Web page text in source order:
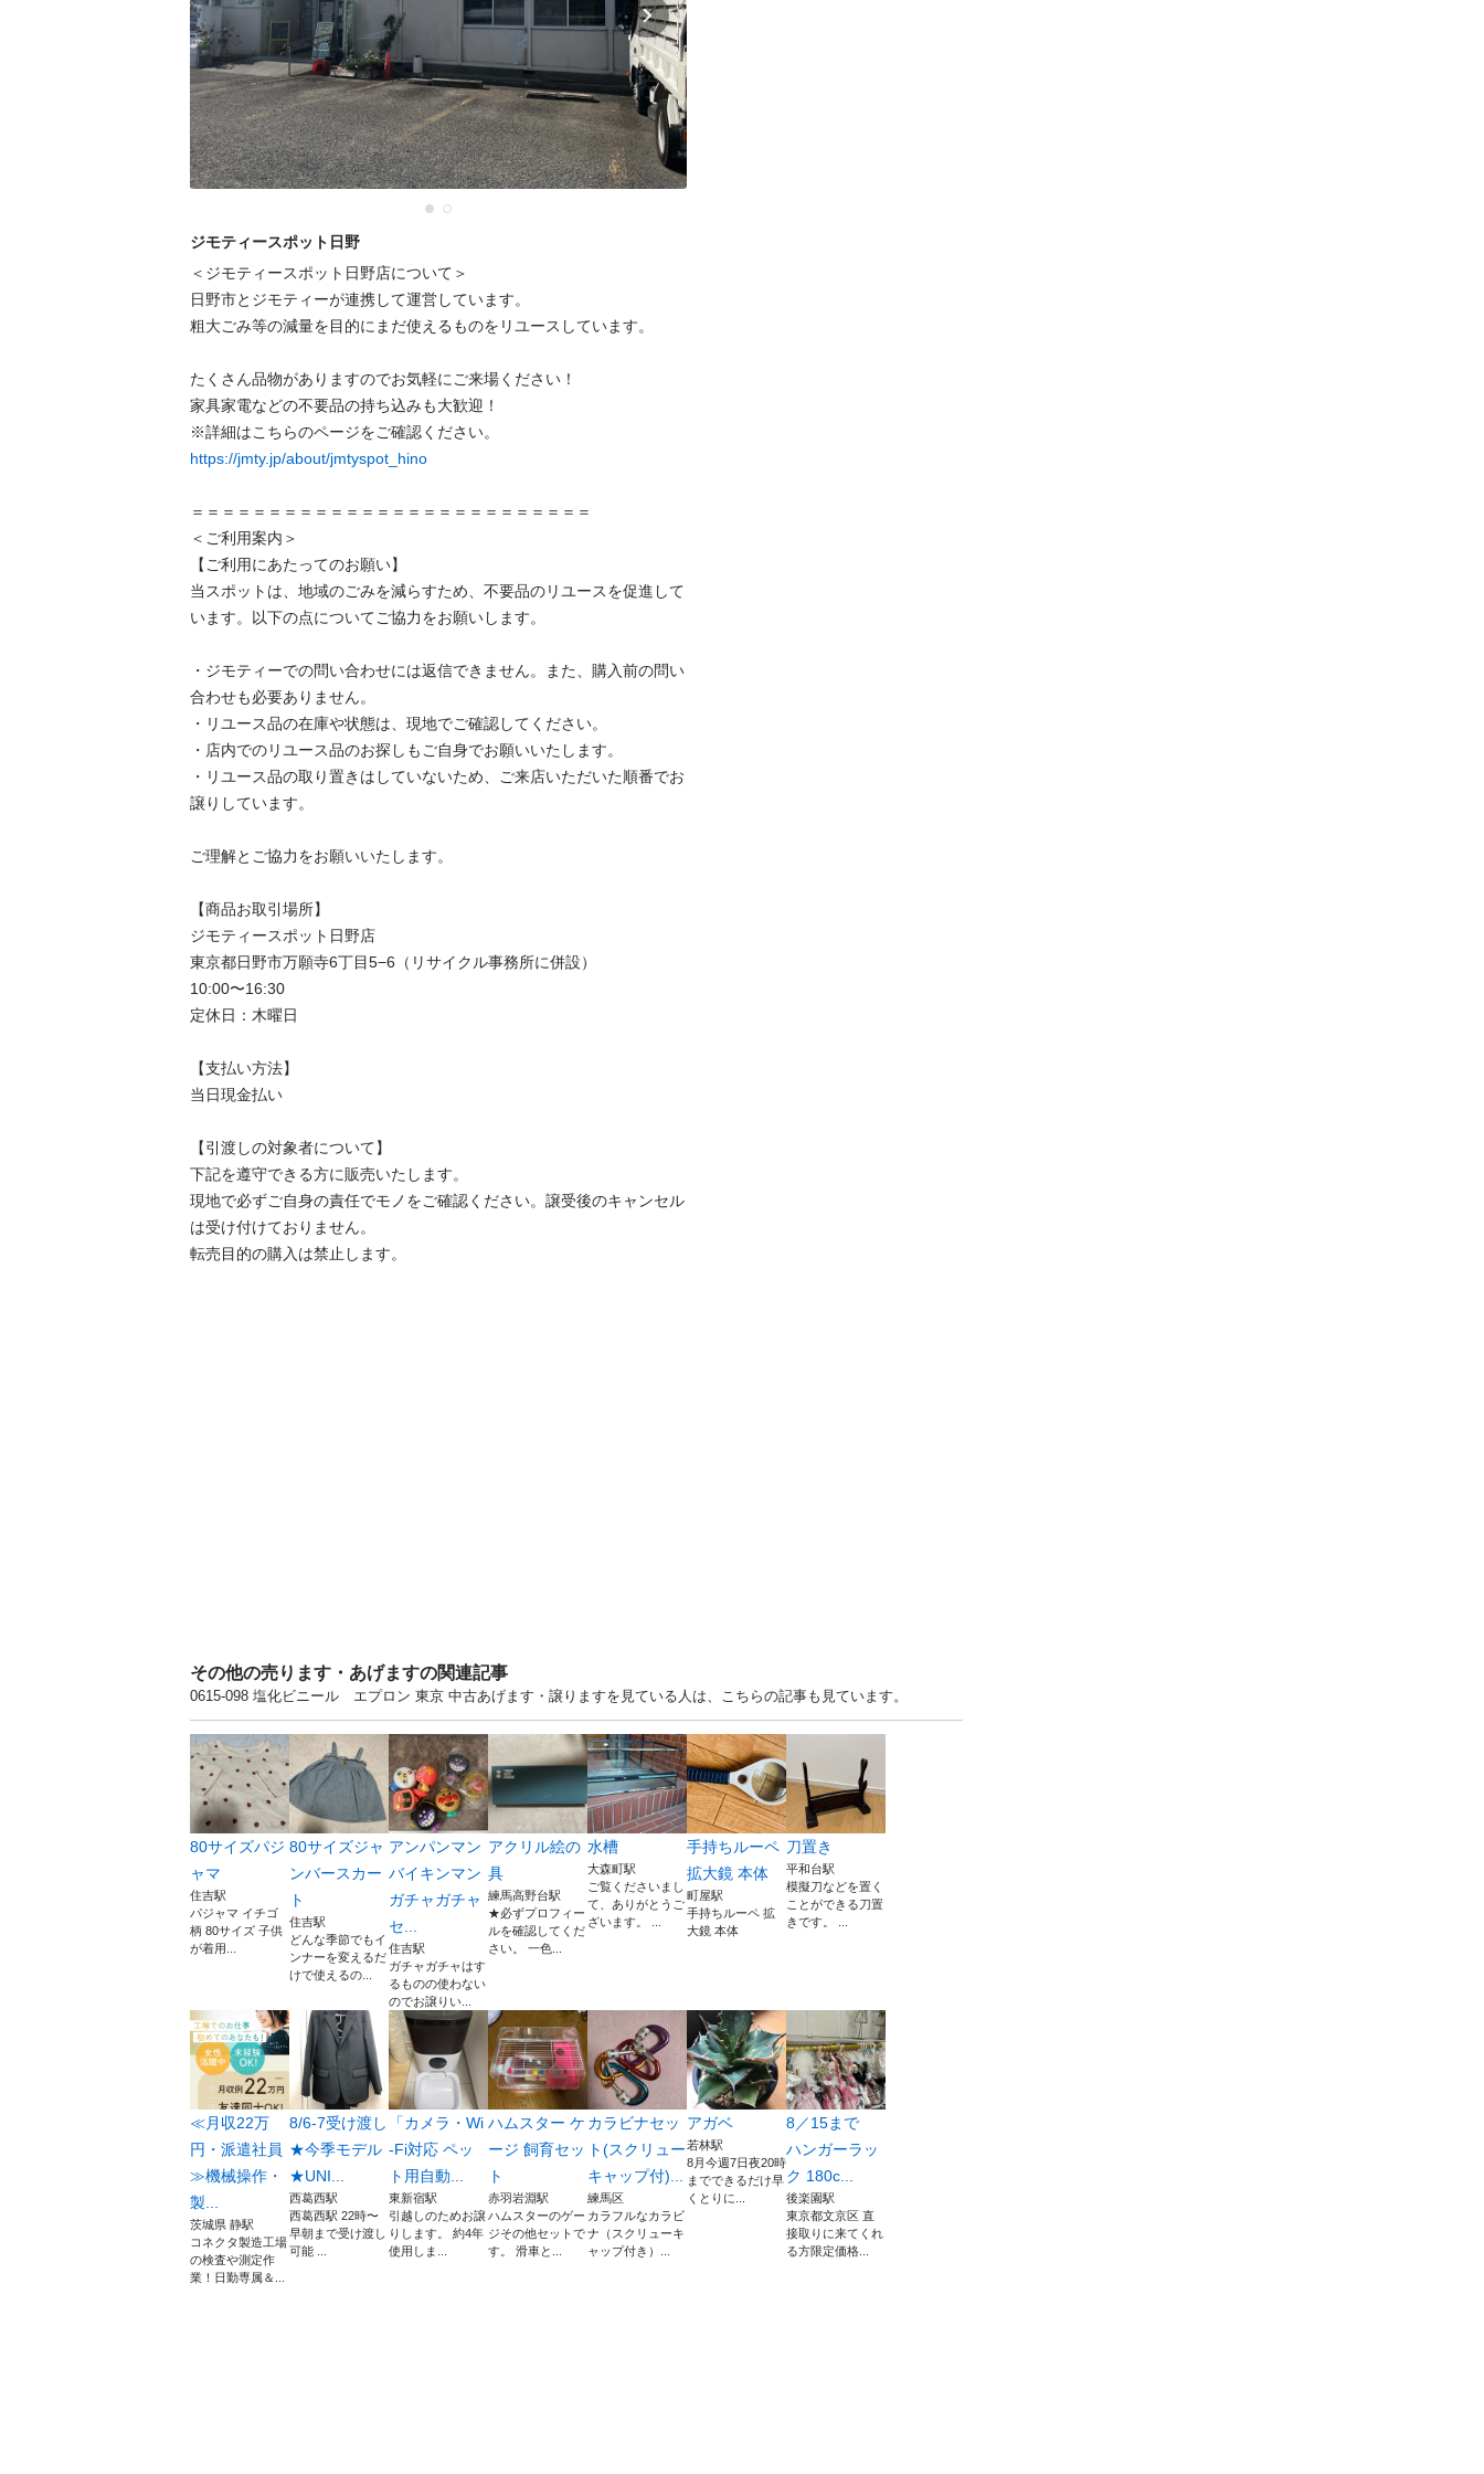
ジモティースポット日野
＜ジモティースポット日野店について＞
日野市とジモティーが連携して運営しています。
粗⼤ごみ等の減量を⽬的にまだ使えるものをリユースしています。
たくさん品物がありますのでお気軽にご来場ください！
家具家電などの不要品の持ち込みも大歓迎！
https://jmty.jp/about/jmtyspot_hino
＝＝＝＝＝＝＝＝＝＝＝＝＝＝＝＝＝＝＝＝＝＝＝＝＝＝
＜ご利用案内＞
【ご利用にあたってのお願い】
当スポットは、地域のごみを減らすため、不要品のリユースを促進して
います。以下の点についてご協力をお願いします。
・ジモティーでの問い合わせには返信できません。また、購入前の問い
合わせも必要ありません。
・リユース品の在庫や状態は、現地でご確認してください。
・店内でのリユース品のお探しもご自身でお願いいたします。
・リユース品の取り置きはしていないため、ご来店いただいた順番でお
譲りしています。
ご理解とご協力をお願いいたします。
【商品お取引場所】
ジモティースポット日野店
東京都日野市万願寺6丁目5−6（リサイクル事務所に併設）
10:00〜16:30
定休日：木曜日
【⽀払い⽅法】
当日現金払い
【引渡しの対象者について】
下記を遵守できる⽅に販売いたします。
現地で必ずご⾃⾝の責任でモノをご確認ください。譲受後のキャンセル
は受け付けておりません。
転売⽬的の購⼊は禁⽌します。
その他の売ります・あげますの関連記事
0615-098 塩化ビニール エプロン 東京 中古あげます・譲りますを見ている人は、こちらの記事も見ています。
80サイズパジ
ャマ
住吉駅
パジャマ イチゴ
柄 80サイズ 子供
が着用...
80サイズジャ
ンバースカー
ト
住吉駅
どんな季節でもイ
ンナーを変えるだ
けで使えるの...
アンパンマン
バイキンマン
ガチャガチャ
セ...
住吉駅
ガチャガチャはす
るものの使わない
のでお譲りい...
アクリル絵の
具
練馬高野台駅
★必ずプロフィー
ルを確認してくだ
さい。 一色...
水槽
大森町駅
ご覧くださいまし
て、ありがとうご
ざいます。 ...
手持ちルーペ
拡大鏡 本体
町屋駅
手持ちルーペ 拡
大鏡 本体
刀置き
平和台駅
模擬刀などを置く
ことができる刀置
きです。 ...
≪月収22万
円・派遣社員
≫機械操作・
製...
茨城県 静駅
コネクタ製造工場
の検査や測定作
業！日勤専属＆...
8/6-7受け渡し
★今季モデル
★UNI...
西葛西駅
西葛西駅 22時〜
早朝まで受け渡し
可能 ...
「カメラ・Wi
-Fi対応 ペッ
ト用自動...
東新宿駅
引越しのためお譲
りします。 約4年
使用しま...
ハムスター ケ
ージ 飼育セッ
ト
赤羽岩淵駅
ハムスターのゲー
ジその他セットで
す。 滑車と...
カラビナセッ
ト(スクリュー
キャップ付)...
練馬区
カラフルなカラビ
ナ（スクリューキ
ャップ付き）...
アガベ
若林駅
8月今週7日夜20時
までできるだけ早
くとりに...
8／15まで
ハンガーラッ
ク 180c...
後楽園駅
東京都文京区 直
接取りに来てくれ
る方限定価格...